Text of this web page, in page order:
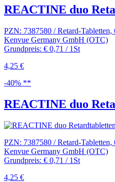
REACTINE duo
PZN: 7387580 / Retard-Tabletten,
Kenvue Germany GmbH (OTC)
Grundpreis: € 0,71 / 1St
4,25 €
-40% **
REACTINE duo
PZN: 7387580 / Retard-Tabletten,
Kenvue Germany GmbH (OTC)
Grundpreis: € 0,71 / 1St
4,25 €